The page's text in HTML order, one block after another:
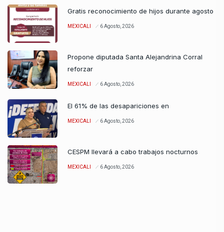
Gratis reconocimiento de hijos durante agosto
MEXICALI 6 Agosto, 2026
Propone diputada Santa Alejandrina Corral
reforzar
MEXICALI 6 Agosto, 2026
El 61% de las desapariciones en
MEXICALI 6 Agosto, 2026
CESPM llevará a cabo trabajos nocturnos
MEXICALI 6 Agosto, 2026